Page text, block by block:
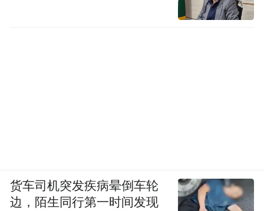
货车司机突发疾病晕倒车轮
边，陌生同行第一时间发现